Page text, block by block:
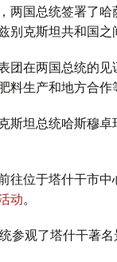
两国总统签署了
别克斯坦共和国
团在两国总统的见
料生产和地方合作
斯坦总统哈斯穆
往位于塔什干市
动。
参观了塔什干著